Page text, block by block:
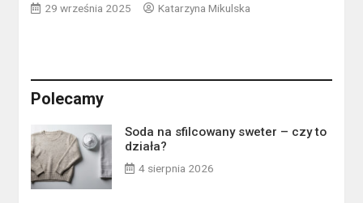
29 września 2025 Katarzyna Mikulska
Polecamy
Soda na sfilcowany sweter – czy to
działa?
4 sierpnia 2026